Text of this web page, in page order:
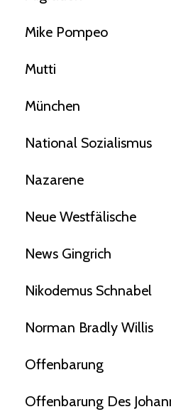
Mike Pompeo
Mutti
München
National Sozialismus
Nazarene
Neue Westfälische
News Gingrich
Nikodemus Schnabel
Norman Bradly Willis
Offenbarung
Offenbarung Des